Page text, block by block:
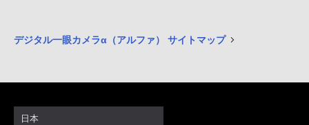
デジタル一眼カメラα（アルファ） サイトマップ
日本